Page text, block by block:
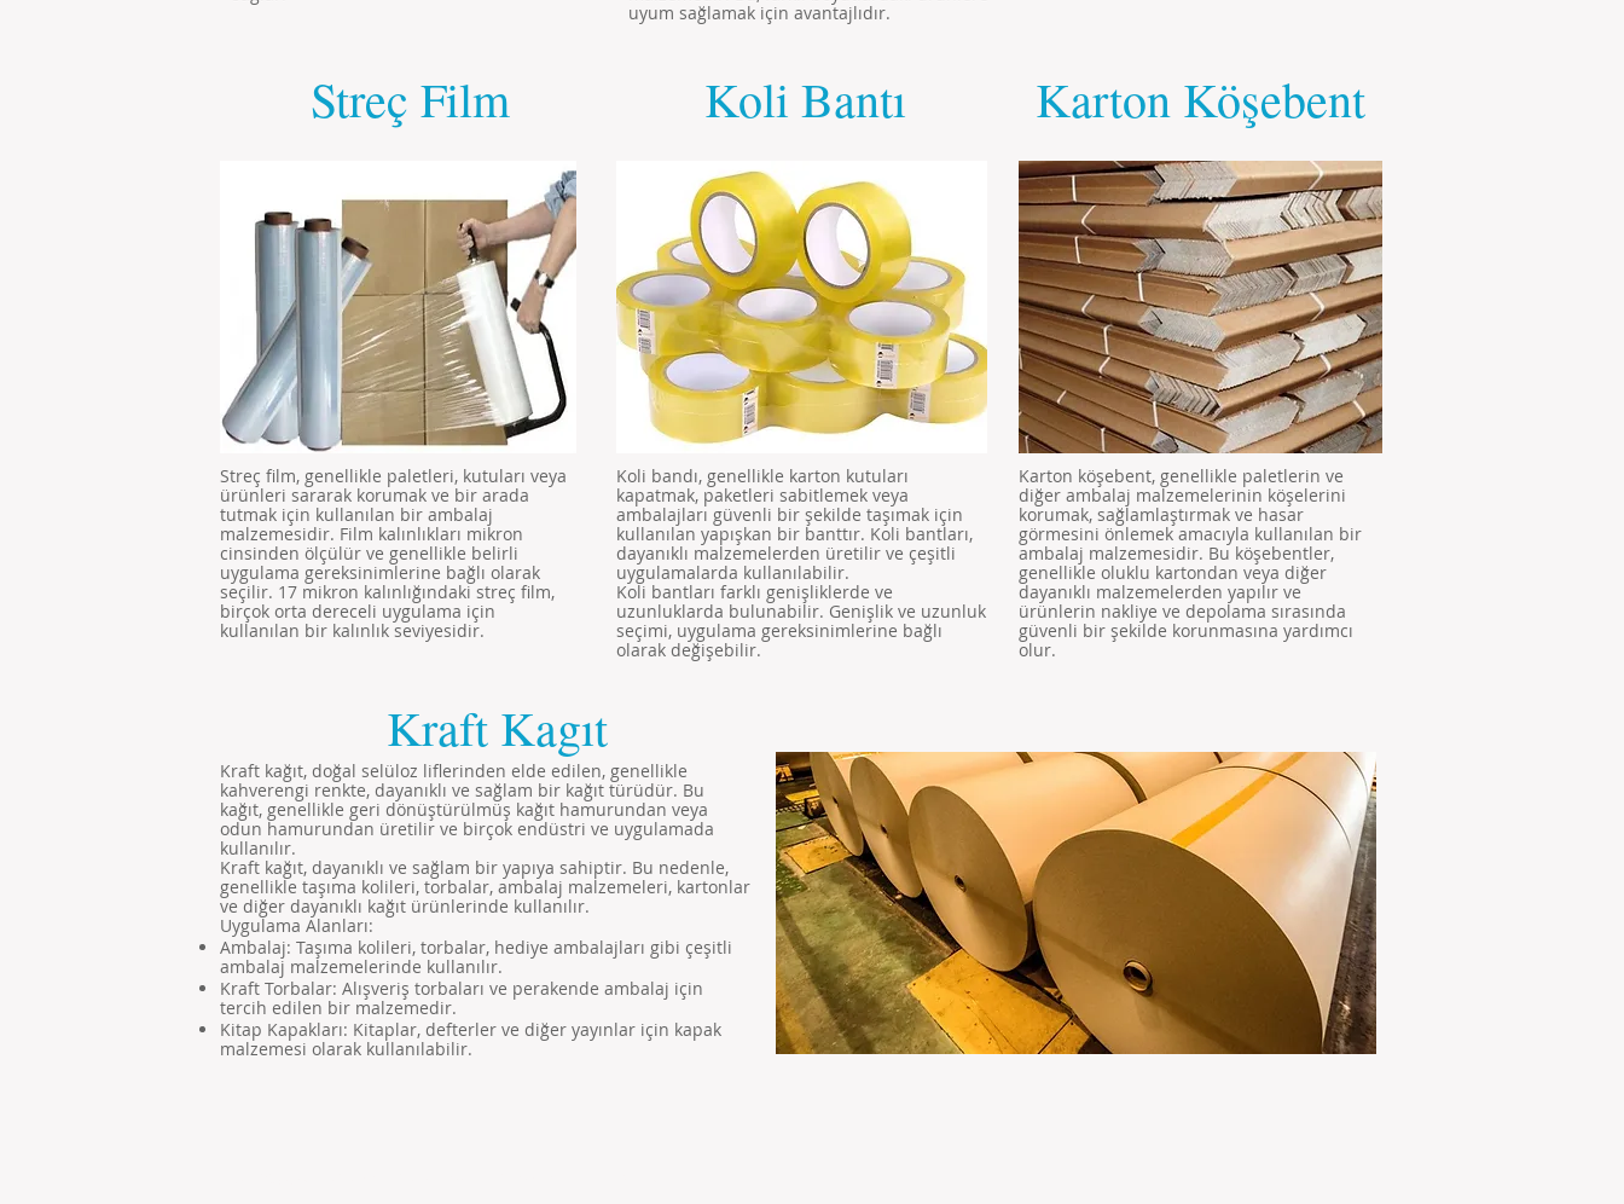
uyum sağlamak için avantajlıdır.
Streç Film Koli Bantı Karton Köşebent
Streç film, genellikle paletleri, kutuları veya
ürünleri sararak korumak ve bir arada
tutmak için kullanılan bir ambalaj
malzemesidir. Film kalınlıkları mikron
cinsinden ölçülür ve genellikle belirli
uygulama gereksinimlerine bağlı olarak
seçilir. 17 mikron kalınlığındaki streç film,
birçok orta dereceli uygulama için
kullanılan bir kalınlık seviyesidir.
Koli bandı, genellikle karton kutuları
kapatmak, paketleri sabitlemek veya
ambalajları güvenli bir şekilde taşımak için
kullanılan yapışkan bir banttır. Koli bantları,
dayanıklı malzemelerden üretilir ve çeşitli
uygulamalarda kullanılabilir.
Koli bantları farklı genişliklerde ve
uzunluklarda bulunabilir. Genişlik ve uzunluk
seçimi, uygulama gereksinimlerine bağlı
olarak değişebilir.
Karton köşebent, genellikle paletlerin ve
diğer ambalaj malzemelerinin köşelerini
korumak, sağlamlaştırmak ve hasar
görmesini önlemek amacıyla kullanılan bir
ambalaj malzemesidir. Bu köşebentler,
genellikle oluklu kartondan veya diğer
dayanıklı malzemelerden yapılır ve
ürünlerin nakliye ve depolama sırasında
güvenli bir şekilde korunmasına yardımcı
olur.
Kraft Kagıt
Kraft kağıt, doğal selüloz liflerinden elde edilen, genellikle
kahverengi renkte, dayanıklı ve sağlam bir kağıt türüdür. Bu
kağıt, genellikle geri dönüştürülmüş kağıt hamurundan veya
odun hamurundan üretilir ve birçok endüstri ve uygulamada
kullanılır.
Kraft kağıt, dayanıklı ve sağlam bir yapıya sahiptir. Bu nedenle,
genellikle taşıma kolileri, torbalar, ambalaj malzemeleri, kartonlar
ve diğer dayanıklı kağıt ürünlerinde kullanılır.
Uygulama Alanları:
Ambalaj: Taşıma kolileri, torbalar, hediye ambalajları gibi çeşitli
ambalaj malzemelerinde kullanılır.
Kraft Torbalar: Alışveriş torbaları ve perakende ambalaj için
tercih edilen bir malzemedir.
Kitap Kapakları: Kitaplar, defterler ve diğer yayınlar için kapak
malzemesi olarak kullanılabilir.